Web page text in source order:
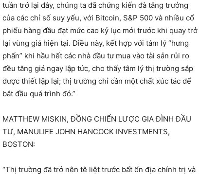
tuần trở lại đây, chúng ta đã chứng kiến ​​đà tăng trưởng
của các chỉ số suy yếu, với Bitcoin, S&P 500 và nhiều cổ
phiếu hàng đầu đạt mức cao kỷ lục mới trước khi quay trở
lại vùng giá hiện tại. Điều này, kết hợp với tâm lý “hưng
phấn” khi hầu hết các nhà đầu tư mua vào tài sản rủi ro
đều tăng giá ngay lập tức, cho thấy tâm lý thị trường sắp
được thiết lập lại; thị trường chỉ cần một chất xúc tác để
bắt đầu quá trình đó.”
MATTHEW MISKIN, ĐỒNG CHIẾN LƯỢC GIA ĐÌNH ĐẦU
TƯ, MANULIFE JOHN HANCOCK INVESTMENTS,
BOSTON:
“Thị trường đã trở nên tê liệt trước bất ổn địa chính trị và